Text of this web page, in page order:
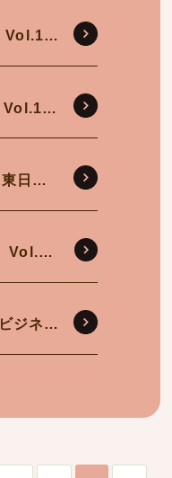
Vol.13
Vol.12
日本
Vol.11
ジネス